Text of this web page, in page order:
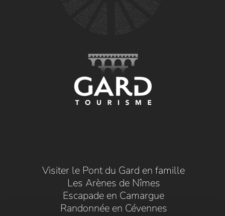
Visiter le Pont du Gard en famille
Les Arènes de Nîmes
Escapade en Camargue
Randonnée en Cévennes